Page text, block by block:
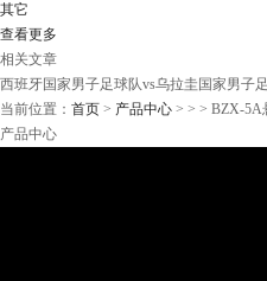
其它
查看更多
相关文章
西班牙国家男子足球队vs乌拉圭国家男子
当前位置： 首页 > 产品中心 > > > BZX-5A
产品中心